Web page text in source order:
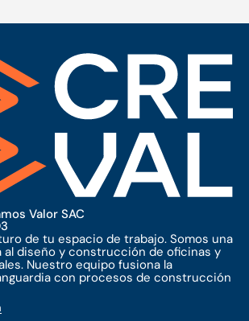
Valor SAC
de tu espacio de trabajo. Somos una
al diseño y construcción de oficinas y
Nuestro equipo fusiona la
con procesos de construcción